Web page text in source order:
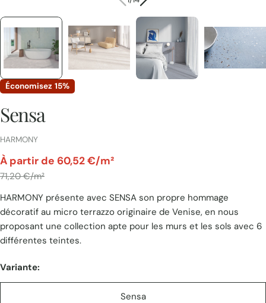
Économisez 15%
Sensa
FOURNISSEUR:
HARMONY
Prix
unitaire
par
À partir de 60,52 €/m²
71,20 €/m²
HARMONY présente avec SENSA son propre hommage
décoratif au micro terrazzo originaire de Venise, en nous
proposant une collection apte pour les murs et les sols avec 6
différentes teintes.
Variante:
Sensa